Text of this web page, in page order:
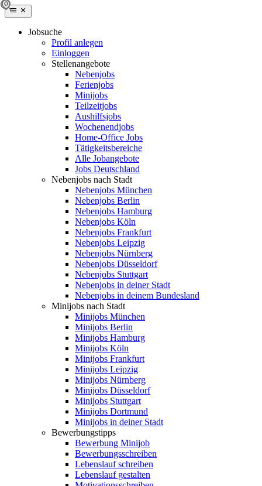
Jobsuche
Profil anlegen
Einloggen
Stellenangebote
Nebenjobs
Ferienjobs
Minijobs
Teilzeitjobs
Aushilfsjobs
Wochenendjobs
Home-Office Jobs
Tätigkeitsbereiche
Alle Jobangebote
Jobs Deutschland
Nebenjobs nach Stadt
Nebenjobs München
Nebenjobs Berlin
Nebenjobs Hamburg
Nebenjobs Köln
Nebenjobs Frankfurt
Nebenjobs Leipzig
Nebenjobs Nürnberg
Nebenjobs Düsseldorf
Nebenjobs Stuttgart
Nebenjobs in deiner Stadt
Nebenjobs in deinem Bundesland
Minijobs nach Stadt
Minijobs München
Minijobs Berlin
Minijobs Hamburg
Minijobs Köln
Minijobs Frankfurt
Minijobs Leipzig
Minijobs Nürnberg
Minijobs Düsseldorf
Minijobs Stuttgart
Minijobs Dortmund
Minijobs in deiner Stadt
Bewerbungstipps
Bewerbung Minijob
Bewerbungsschreiben
Lebenslauf schreiben
Lebenslauf gestalten